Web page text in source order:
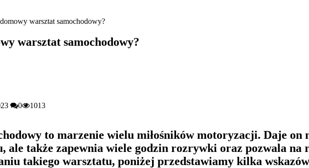
warsztat samochodowy?
warsztat samochodowy?
0 1013
to marzenie wielu miłośników motoryzacji. Daje
ale także zapewnia wiele godzin rozrywki oraz pozwala
takiego warsztatu, poniżej przedstawiamy kilka